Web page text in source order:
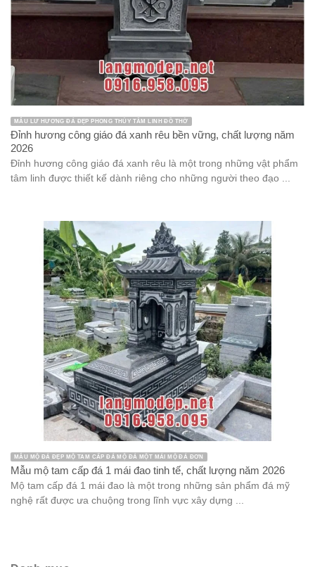
MẪU LƯ HƯƠNG ĐÁ ĐẸP PHONG THỦY TÂM LINH ĐỒ THỜ
Đỉnh hương công giáo đá xanh rêu bền vững, chất lượng năm
2026
Đỉnh hương công giáo đá xanh rêu là một trong những vật phẩm
tâm linh được thiết kế dành riêng cho những người theo đạo ...
MẪU MỘ ĐÁ ĐẸP MỘ TAM CẤP ĐÁ MỘ ĐÁ MỘT MÁI MỘ ĐÁ ĐƠN
Mẫu mộ tam cấp đá 1 mái đao tinh tế, chất lượng năm 2026
Mộ tam cấp đá 1 mái đao là một trong những sản phẩm đá mỹ
nghệ rất được ưa chuộng trong lĩnh vực xây dựng ...